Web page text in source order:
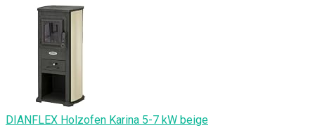
DIANFLEX Holzofen Karina 5-7 kW beige